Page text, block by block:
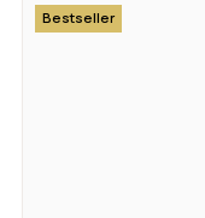
Bestseller